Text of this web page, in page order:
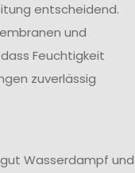
entscheidend.
und
Feuchtigkeit
zuverlässig
Wasserdampf und